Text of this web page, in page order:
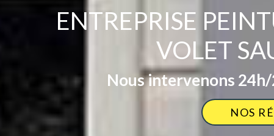
ENTREPRISE
VOLET
Nous intervenons
NOS